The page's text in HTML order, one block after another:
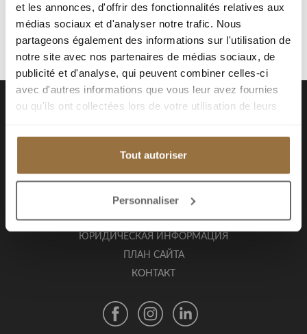
et les annonces, d'offrir des fonctionnalités relatives aux
médias sociaux et d'analyser notre trafic. Nous
partageons également des informations sur l'utilisation de
notre site avec nos partenaires de médias sociaux, de
publicité et d'analyse, qui peuvent combiner celles-ci
avec d'autres informations que vous leur avez fournies
ou qu'ils ont collectées lors de votre utilisation de leurs
Tout autoriser
Personnaliser
КАРЬЕРА
ЮРИДИЧЕСКАЯ ИНФОРМАЦИЯ
ПЛАН САЙТА
КОНТАКТ